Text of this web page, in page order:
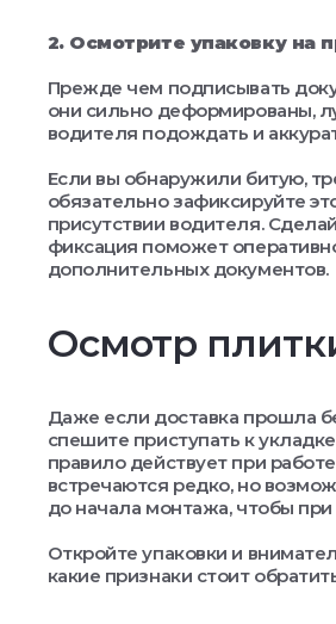
2. Осмотрите упаковку на
Прежде чем подписывать
они сильно деформированы,
водителя подождать и
Если вы обнаружили битую,
обязательно зафиксируйте
присутствии водителя.
фиксация поможет
дополнительных документов.
Осмотр
Даже если доставка прошла
спешите приступать к
правило действует при
встречаются редко, но
до начала монтажа, чтобы
Откройте упаковки и
какие признаки стоит